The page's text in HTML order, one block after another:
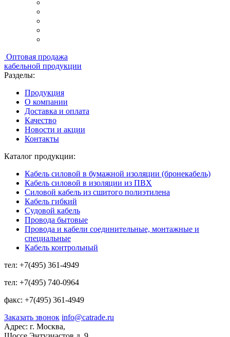
Оптовая продажа
кабельной продукции
Разделы:
Продукция
О компании
Доставка и оплата
Качество
Новости и акции
Контакты
Каталог продукции:
Кабель силовой в бумажной изоляции (бронекабель)
Кабель силовой в изоляции из ПВХ
Силовой кабель из сшитого полиэтилена
Кабель гибкий
Судовой кабель
Провода бытовые
Провода и кабели соединительные, монтажные и
специальные
Кабель контрольный
тел: +7(495) 361-4949
тел: +7(495) 740-0964
факс: +7(495) 361-4949
Заказать звонок info@catrade.ru
Адрес: г. Москва,